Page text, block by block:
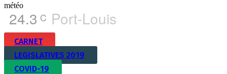
météo
24.3 C Port-Louis
CARNET
LEGISLATIVES 2019
COVID-19